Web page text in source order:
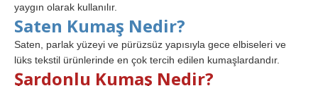
yaygın olarak kullanılır.
Saten Kumaş Nedir?
Saten, parlak yüzeyi ve pürüzsüz yapısıyla gece elbiseleri ve
lüks tekstil ürünlerinde en çok tercih edilen kumaşlardandır.
Şardonlu Kumaş Nedir?